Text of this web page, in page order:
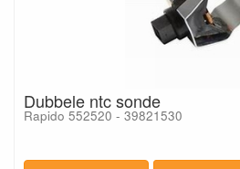
Dubbele ntc sonde
Rapido 552520 - 39821530